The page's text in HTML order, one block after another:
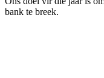
bank te breek.